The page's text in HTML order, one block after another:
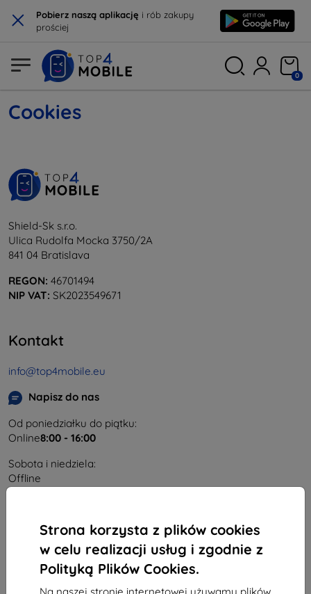
× Pobierz naszą aplikację i rób zakupy
prościej
Strona korzysta z plików cookies
w celu realizacji usług i zgodnie z
Polityką Plików Cookies.
Na naszej stronie internetowej używamy plików
0
Cookies
Shield-Sk s.r.o.
Ulica Rudolfa Mocka 3750/2A
841 04 Bratislava
REGON: 46701494
NIP VAT: SK2023549671
Kontakt
info@top4mobile.eu
Napisz do nas
Od poniedziałku do piątku:
Online8:00 - 16:00
Sobota i niedziela:
Offline
Zakupy
Dostawa i płatność